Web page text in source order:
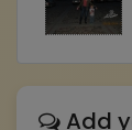
Add